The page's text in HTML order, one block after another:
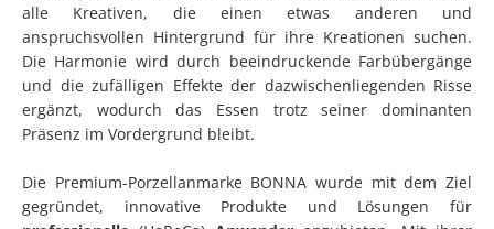
alle Kreativen, die einen etwas anderen und
anspruchsvollen Hintergrund für ihre Kreationen suchen.
Die Harmonie wird durch beeindruckende Farbübergänge
und die zufälligen Effekte der dazwischenliegenden Risse
ergänzt, wodurch das Essen trotz seiner dominanten
Präsenz im Vordergrund bleibt.
Die Premium-Porzellanmarke BONNA wurde mit dem Ziel
gegründet, innovative Produkte und Lösungen für